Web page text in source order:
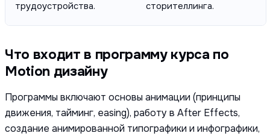
трудоустройства.
сторителлинга.
Что входит в программу курса по
Motion дизайну
Программы включают основы анимации (принципы
движения, тайминг, easing), работу в After Effects,
создание анимированной типографики и инфографики,